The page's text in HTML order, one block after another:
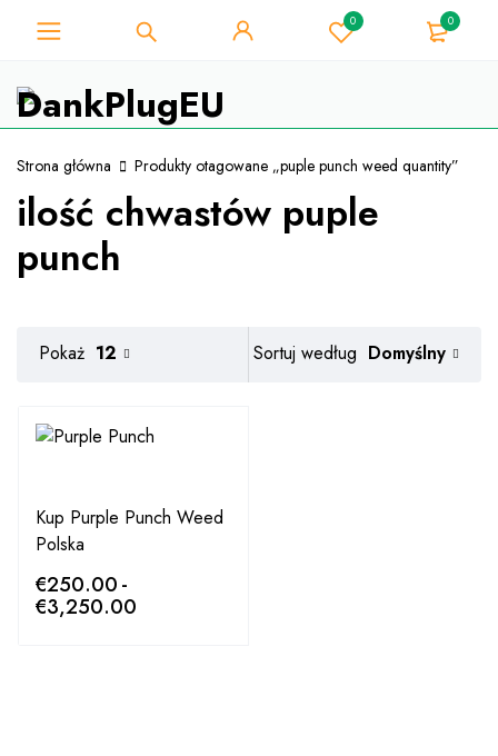
0 0
Strona główna Produkty otagowane „puple punch weed quantity”
ilość chwastów puple
punch
Sortuj według Domyślny
Pokaż 12
Kup Purple Punch Weed
Polska
€250.00-
€3,250.00
Dla miłośnika chwastów - Uzyskaj
natychmiastowy rabat 10% przy
"WELCOME10"